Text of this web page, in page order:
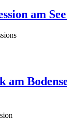
am
am